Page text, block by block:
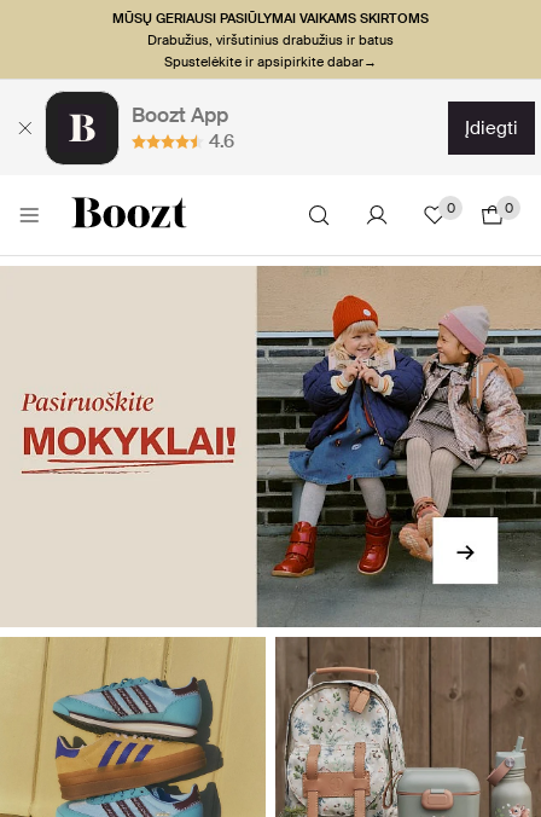
MŪSŲ GERIAUSI PASIŪLYMAI VAIKAMS SKIRTOMS
Drabužius, viršutinius drabužius ir batus
Spustelėkite ir apsipirkite dabar→
Boozt App
4.6
įdiegti
0 0